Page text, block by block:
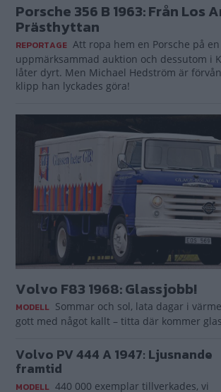
Porsche 356 B 1963: Från Los
Prästhyttan
REPORTAGE Att ropa hem en Porsche på
uppmärksammad auktion och dessutom i
låter dyrt. Men Michael Hedström är
klipp han lyckades göra!
Volvo F83 1968: Glassjobb!
MODELL Sommar och sol, lata dagar i
gott med något kallt – titta där kommer
Volvo PV 444 A 1947: Ljusnande
framtid
MODELL 440 000 exemplar tillverkades, vi